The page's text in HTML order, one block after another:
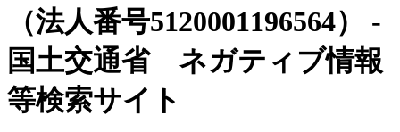
（法人番号5120001196564） -
国土交通省 ネガティブ情報
等検索サイト